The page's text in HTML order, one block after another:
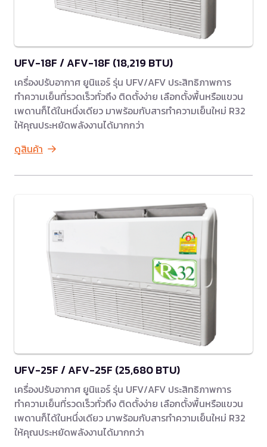
UFV-18F / AFV-18F (18,219 BTU)
เครื่องปรับอากาศ ยูนิแอร์ รุ่น UFV/AFV ประสิทธิภาพการ
ทำความเย็นที่รวดเร็วทั่วถึง ติดตั้งง่าย เลือกตั้งพื้นหรือแขวน
เพดานก็ได้ในหนึ่งเดียว มาพร้อมกับสารทำความเย็นใหม่ R32
ให้คุณประหยัดพลังงานได้มากกว่า
ดูสินค้า
UFV-25F / AFV-25F (25,680 BTU)
เครื่องปรับอากาศ ยูนิแอร์ รุ่น UFV/AFV ประสิทธิภาพการ
ทำความเย็นที่รวดเร็วทั่วถึง ติดตั้งง่าย เลือกตั้งพื้นหรือแขวน
เพดานก็ได้ในหนึ่งเดียว มาพร้อมกับสารทำความเย็นใหม่ R32
ให้คุณประหยัดพลังงานได้มากกว่า